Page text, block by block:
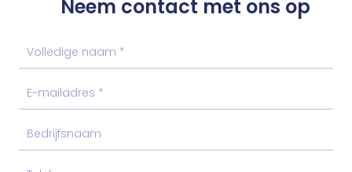
Neem contact met ons op